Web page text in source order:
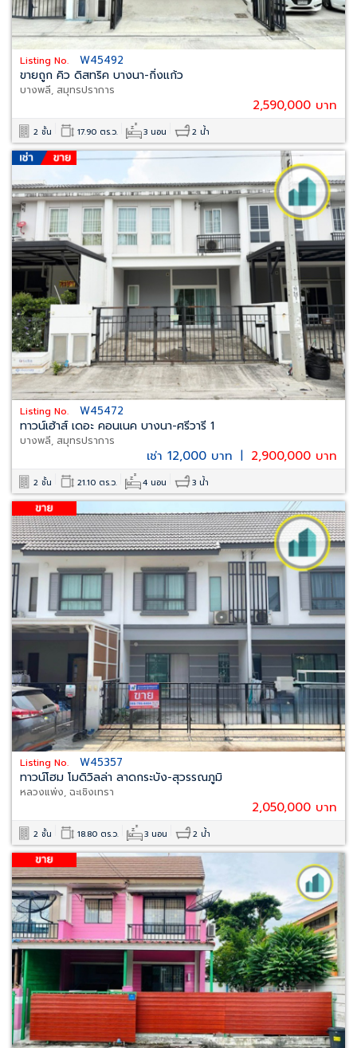
Listing No. W45492
ขายถูก คิว ดิสทริค บางนา-กิ่งแก้ว
บางพลี, สมุทรปราการ
2,590,000 บาท
2 ชั้น 17.90 ตร.ว. 3 นอน 2 น้ำ
Listing No. W45472
ทาวน์เฮ้าส์ เดอะ คอนเนค บางนา-ศรีวารี 1
บางพลี, สมุทรปราการ
2,900,000 บาท
|
เช่า 12,000 บาท
2 ชั้น 21.10 ตร.ว. 4 นอน 3 น้ำ
Listing No. W45357
ทาวน์โฮม โมดิวิลล่า ลาดกระบัง-สุวรรณภูมิ
หลวงแพ่ง, ฉะเชิงเทรา
2,050,000 บาท
2 ชั้น 18.80 ตร.ว. 3 นอน 2 น้ำ